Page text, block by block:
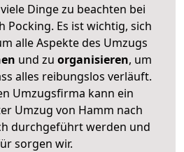
Dinge zu beachten bei
Pocking. Es ist wichtig, sich
alle Aspekte des Umzugs
und zu organisieren, um
alles reibungslos verläuft.
Umzugsfirma kann ein
Umzug von Hamm nach
durchgeführt werden und
sorgen wir.